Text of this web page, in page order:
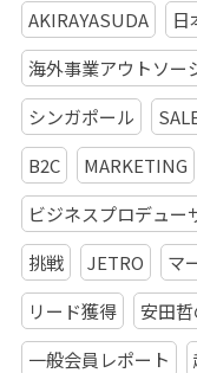
AKIRAYASUDA
日
海外事業アウトソー
シンガポール
B2C
MARKETING
ビジネスプロデュー
挑戦
JETRO マ
リード獲得
安田
一般会員レポート